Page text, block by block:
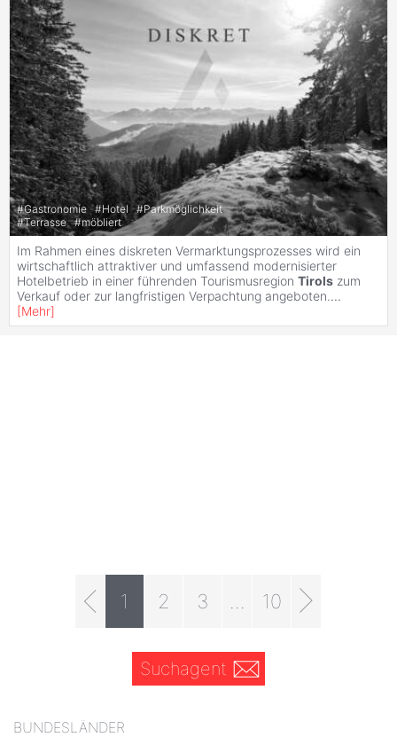
#Gastronomie #Hotel #Parkmöglichkeit
#Terrasse #möbliert
Im Rahmen eines diskreten Vermarktungsprozesses wird ein
wirtschaftlich attraktiver und umfassend modernisierter
Hotelbetrieb in einer führenden Tourismusregion Tirols zum
Verkauf oder zur langfristigen Verpachtung angeboten....
[Mehr]
1 2 3 10
Suchagent
BUNDESLÄNDER